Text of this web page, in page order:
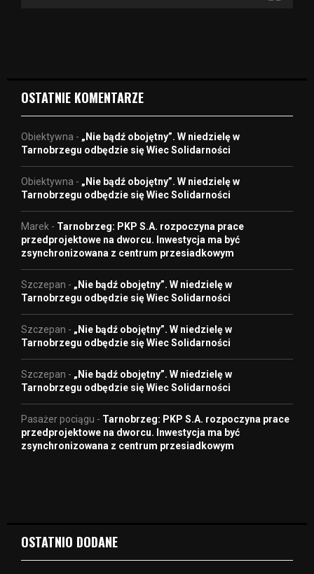
OSTATNIE KOMENTARZE
Obiektywna - „Nie bądź obojętny”. W niedzielę w
Tarnobrzegu odbędzie się Wiec Solidarności
Obiektywna - „Nie bądź obojętny”. W niedzielę w
Tarnobrzegu odbędzie się Wiec Solidarności
Marek - Tarnobrzeg: PKP S.A. rozpoczyna prace
przedprojektowe na dworcu. Inwestycja ma być
zsynchronizowana z centrum przesiadkowym
Szczepan - „Nie bądź obojętny”. W niedzielę w
Tarnobrzegu odbędzie się Wiec Solidarności
Szczepan - „Nie bądź obojętny”. W niedzielę w
Tarnobrzegu odbędzie się Wiec Solidarności
Szczepan - „Nie bądź obojętny”. W niedzielę w
Tarnobrzegu odbędzie się Wiec Solidarności
Pasażer pociągu - Tarnobrzeg: PKP S.A. rozpoczyna prace
przedprojektowe na dworcu. Inwestycja ma być
zsynchronizowana z centrum przesiadkowym
OSTATNIO DODANE